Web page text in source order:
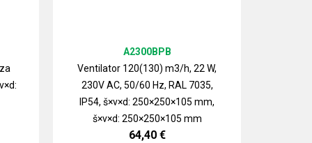
Ventilator 120(130) m3/h, 22 W,
230V AC, 50/60 Hz, RAL 7035,
IP54, š×v×d: 250×250×105 mm,
š×v×d: 250×250×105 mm
A2300BPB
64,40 €